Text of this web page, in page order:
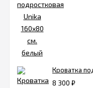
Кроватка
8 300 ₽